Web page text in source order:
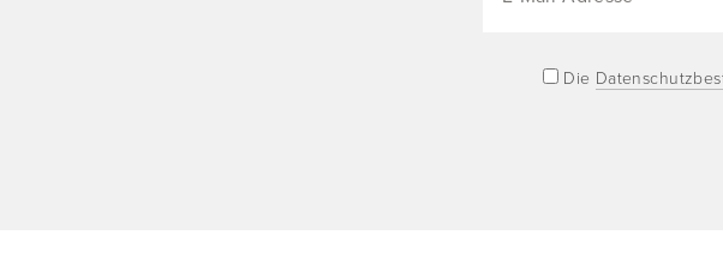
Die